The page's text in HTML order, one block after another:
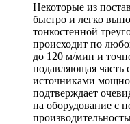
Некоторые из
быстро и легко
тонкостенной
происходит по
до 120 м/мин и
подавляющая часть
источниками
подтверждает
на оборудование с